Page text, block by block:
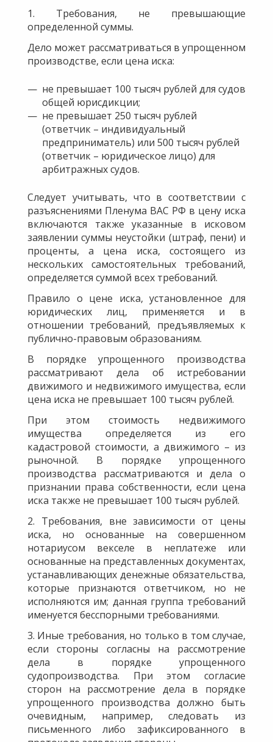
1. Требования, не превышающие
определенной суммы.
Дело может рассматриваться в упрощенном
производстве, если цена иска:
не превышает 100 тысяч рублей для судов
общей юрисдикции;
не превышает 250 тысяч рублей
(ответчик – индивидуальный
предприниматель) или 500 тысяч рублей
(ответчик – юридическое лицо) для
арбитражных судов.
Следует учитывать, что в соответствии с
разъяснениями Пленума ВАС РФ в цену иска
включаются также указанные в исковом
заявлении суммы неустойки (штраф, пени) и
проценты, а цена иска, состоящего из
нескольких самостоятельных требований,
определяется суммой всех требований.
Правило о цене иска, установленное для
юридических лиц, применяется и в
отношении требований, предъявляемых к
публично-правовым образованиям.
В порядке упрощенного производства
рассматривают дела об истребовании
движимого и недвижимого имущества, если
цена иска не превышает 100 тысяч рублей.
При этом стоимость недвижимого
имущества определяется из его
кадастровой стоимости, а движимого – из
рыночной. В порядке упрощенного
производства рассматриваются и дела о
признании права собственности, если цена
иска также не превышает 100 тысяч рублей.
2. Требования, вне зависимости от цены
иска, но основанные на совершенном
нотариусом векселе в неплатеже или
основанные на представленных документах,
устанавливающих денежные обязательства,
которые признаются ответчиком, но не
исполняются им; данная группа требований
именуется бесспорными требованиями.
3. Иные требования, но только в том случае,
если стороны согласны на рассмотрение
дела в порядке упрощенного
судопроизводства. При этом согласие
сторон на рассмотрение дела в порядке
упрощенного производства должно быть
очевидным, например, следовать из
письменного либо зафиксированного в